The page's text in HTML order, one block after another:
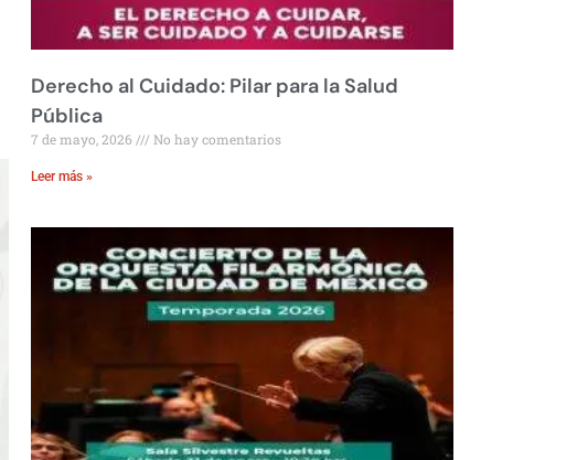
Derecho al Cuidado: Pilar para la Salud
Pública
7 de mayo, 2026 No hay comentarios
Leer más »